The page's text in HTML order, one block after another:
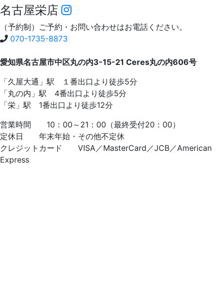
名古屋栄店
（予約制）ご予約・お問い合わせはお電話ください。
070-1735-8873
愛知県名古屋市中区丸の内3-15-21 Ceres丸の内606号
「久屋大通」駅 １番出口より徒歩5分
「丸の内」駅 4番出口より徒歩5分
「栄」駅 1番出口より徒歩12分
営業時間 10：00～21：00（最終受付20：00）
定休日 年末年始・その他不定休
クレジットカード VISA／MasterCard／JCB／American
Express